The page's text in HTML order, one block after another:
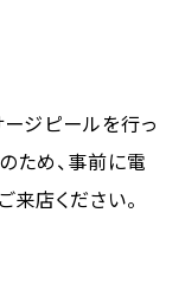
ジピールを行っ
ため、事前に電
店ください。